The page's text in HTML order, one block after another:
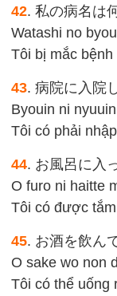
42. 私の病名は
Watashi no
Tôi bị mắc
43. 病院に入院
Byouin ni
Tôi có phải
44. お風呂に入
O furo ni haitte
Tôi có được
45. お酒を飲ん
O sake wo non
Tôi có thể uống